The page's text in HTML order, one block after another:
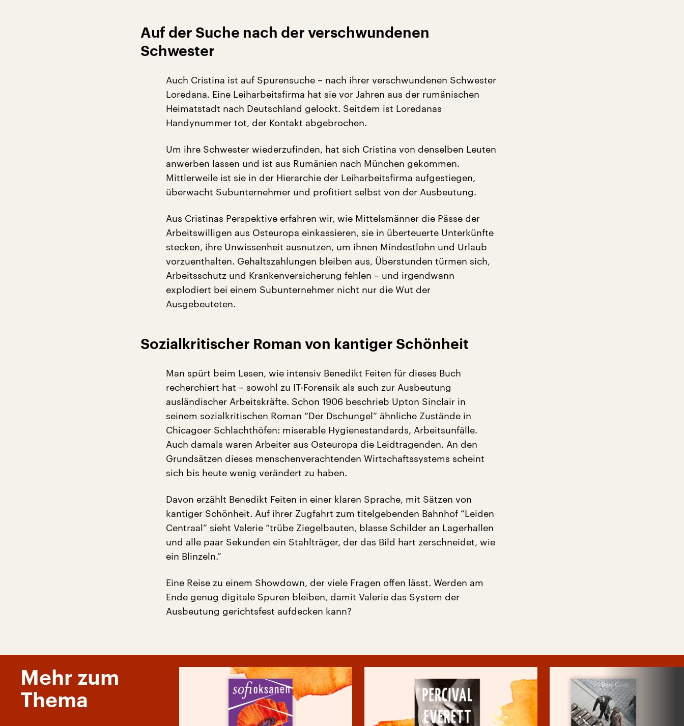
Auf der Suche nach der verschwundenen
Schwester
Auch Cristina ist auf Spurensuche – nach ihrer verschwundenen Schwester
Loredana. Eine Leiharbeitsfirma hat sie vor Jahren aus der rumänischen
Heimatstadt nach Deutschland gelockt. Seitdem ist Loredanas
Handynummer tot, der Kontakt abgebrochen.
Um ihre Schwester wiederzufinden, hat sich Cristina von denselben Leuten
anwerben lassen und ist aus Rumänien nach München gekommen.
Mittlerweile ist sie in der Hierarchie der Leiharbeitsfirma aufgestiegen,
überwacht Subunternehmer und profitiert selbst von der Ausbeutung.
Aus Cristinas Perspektive erfahren wir, wie Mittelsmänner die Pässe der
Arbeitswilligen aus Osteuropa einkassieren, sie in überteuerte Unterkünfte
stecken, ihre Unwissenheit ausnutzen, um ihnen Mindestlohn und Urlaub
vorzuenthalten. Gehaltszahlungen bleiben aus, Überstunden türmen sich,
Arbeitsschutz und Krankenversicherung fehlen – und irgendwann
explodiert bei einem Subunternehmer nicht nur die Wut der
Ausgebeuteten.
Sozialkritischer Roman von kantiger Schönheit
Man spürt beim Lesen, wie intensiv Benedikt Feiten für dieses Buch
recherchiert hat – sowohl zu IT-Forensik als auch zur Ausbeutung
ausländischer Arbeitskräfte. Schon 1906 beschrieb Upton Sinclair in
seinem sozialkritischen Roman “Der Dschungel” ähnliche Zustände in
Chicagoer Schlachthöfen: miserable Hygienestandards, Arbeitsunfälle.
Auch damals waren Arbeiter aus Osteuropa die Leidtragenden. An den
Grundsätzen dieses menschenverachtenden Wirtschaftssystems scheint
sich bis heute wenig verändert zu haben.
Davon erzählt Benedikt Feiten in einer klaren Sprache, mit Sätzen von
kantiger Schönheit. Auf ihrer Zugfahrt zum titelgebenden Bahnhof “Leiden
Centraal” sieht Valerie “trübe Ziegelbauten, blasse Schilder an Lagerhallen
und alle paar Sekunden ein Stahlträger, der das Bild hart zerschneidet, wie
ein Blinzeln.”
Eine Reise zu einem Showdown, der viele Fragen offen lässt. Werden am
Ende genug digitale Spuren bleiben, damit Valerie das System der
Ausbeutung gerichtsfest aufdecken kann?
Mehr zum
Thema